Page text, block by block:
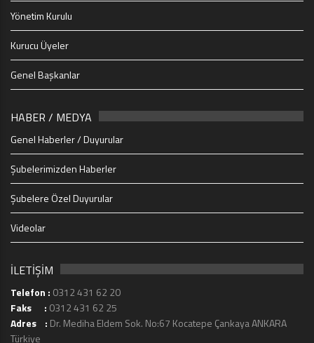
Yönetim Kurulu
Kurucu Üyeler
Genel Başkanlar
HABER / MEDYA
Genel Haberler / Duyurular
Şubelerimizden Haberler
Şubelere Özel Duyurular
Videolar
İLETİŞİM
Telefon : 0312 431 62 20
Faks : 0312 431 62 25
Adres : Dr. Mediha Eldem Sok. No:67 Kocatepe Çankaya ANKARA
Türkiye